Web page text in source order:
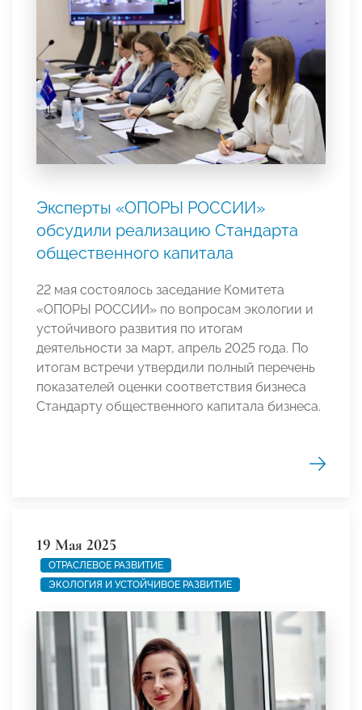
Эксперты «ОПОРЫ РОССИИ»
обсудили реализацию Стандарта
общественного капитала
22 мая состоялось заседание Комитета
«ОПОРЫ РОССИИ» по вопросам экологии и
устойчивого развития по итогам
деятельности за март, апрель 2025 года. По
итогам встречи утвердили полный перечень
показателей оценки соответствия бизнеса
Стандарту общественного капитала бизнеса.
19 Мая 2025
ОТРАСЛЕВОЕ РАЗВИТИЕ
ЭКОЛОГИЯ И УСТОЙЧИВОЕ РАЗВИТИЕ